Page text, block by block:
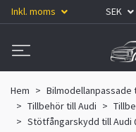
Inkl. moms SEK
Hem
Bilmodellanpassade
Tillbehör till Audi
Stötfångarskydd till Audi